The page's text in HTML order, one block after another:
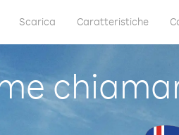
Scarica Caratteristiche